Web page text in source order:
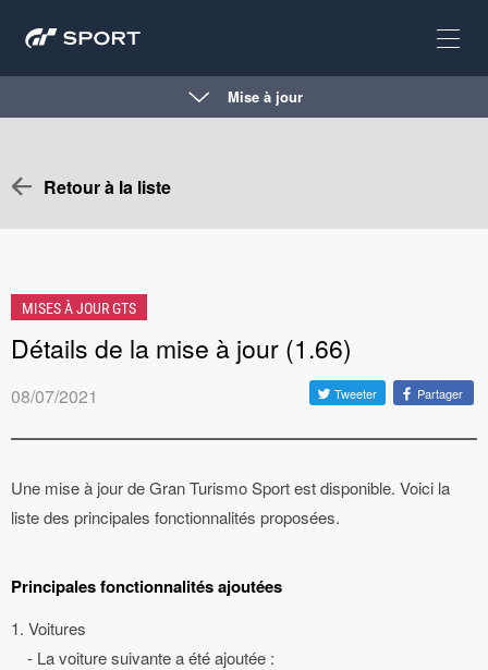
Mise à jour
Retour à la liste
MISES À JOUR GTS
Détails de la mise à jour (1.66)
08/07/2021 Tweeter Partager
Une mise à jour de Gran Turismo Sport est disponible. Voici la
liste des principales fonctionnalités proposées.
Principales fonctionnalités ajoutées
1. Voitures
- La voiture suivante a été ajoutée :